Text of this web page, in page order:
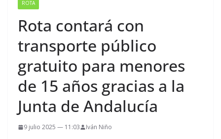
ROTA
Rota contará con
transporte público
gratuito para menores
de 15 años gracias a la
Junta de Andalucía
9 julio 2025 — 11:03 Iván Niño